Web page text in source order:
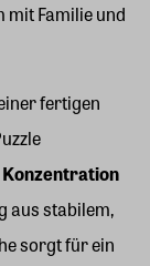
mit Familie und
fertigen
aus stabilem,
sorgt für ein